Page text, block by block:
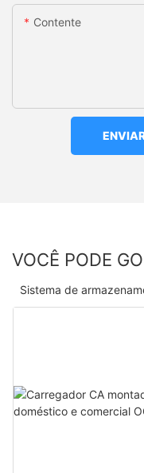
Contente
VOCÊ PODE
Sistema de